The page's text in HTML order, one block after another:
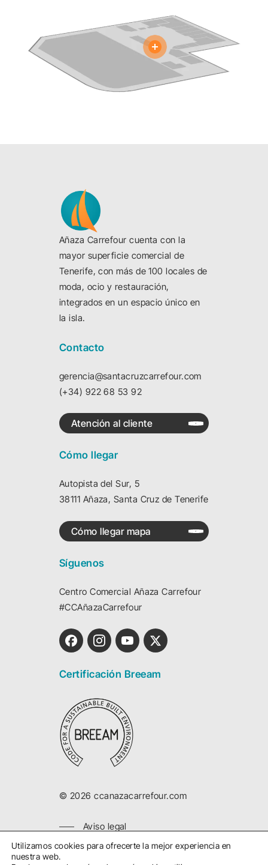
Añaza Carrefour cuenta con la
mayor superficie comercial de
Tenerife, con más de 100 locales de
moda, ocio y restauración,
integrados en un espacio único en
la isla.
Contacto
gerencia@santacruzcarrefour.com
(+34) 922 68 53 92
Atención al cliente
Cómo llegar
Autopista del Sur, 5
38111 Añaza, Santa Cruz de Tenerife
Cómo llegar mapa
Síguenos
Centro Comercial Añaza Carrefour
#CCAñazaCarrefour
Certificación Breeam
© 2026 ccanazacarrefour.com
Aviso legal
Política privacidad
Utilizamos cookies para ofrecerte la mejor experiencia en
nuestra web.